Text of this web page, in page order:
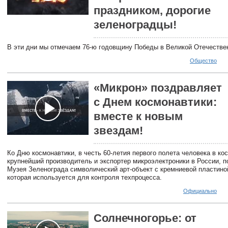
праздником, дорогие
зеленоградцы!
В эти дни мы отмечаем 76-ю годовщину Победы в Великой
Общество
«Микрон» поздравляет
с Днем космонавтики:
вместе к новым
звездам!
Ко Дню космонавтики, в честь 60-летия первого полета человека в
крупнейший производитель и экспортер микроэлектроники в России,
Музея Зеленограда символический арт-объект с кремниевой
которая используется для контроля техпроцесса.
Официально
Солнечногорье: от